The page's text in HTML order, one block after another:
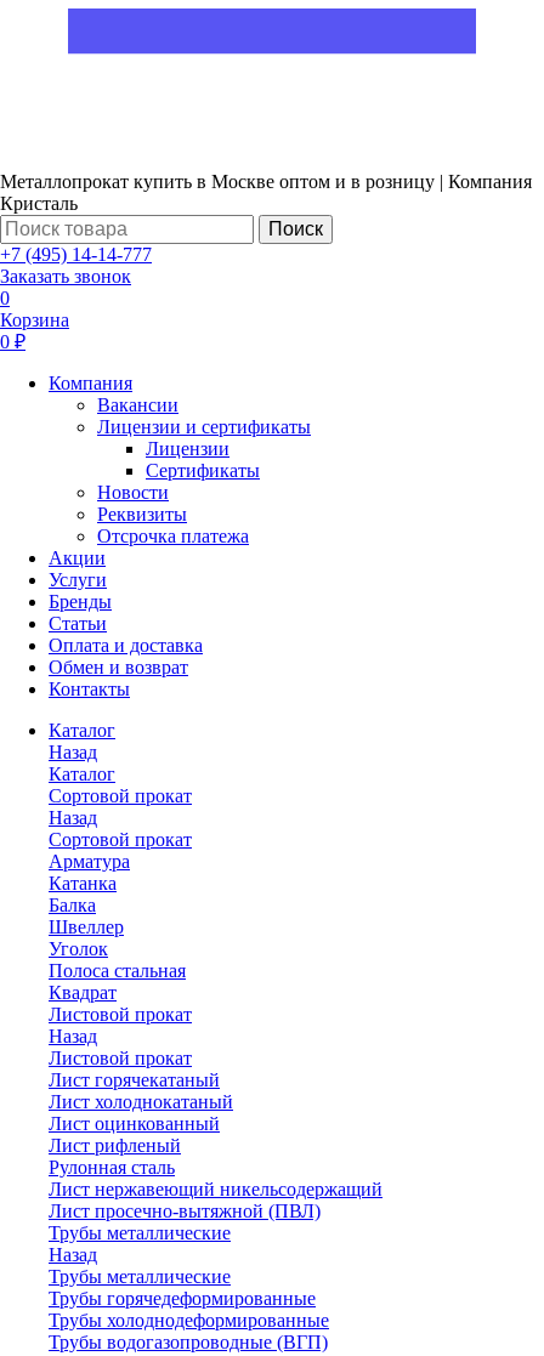
Металлопрокат купить в Москве оптом и в розницу | Компания
Кристаль
Поиск
+7 (495) 14-14-777
Заказать звонок
0
Корзина
0 ₽
Компания
Вакансии
Лицензии и сертификаты
Лицензии
Сертификаты
Новости
Реквизиты
Отсрочка платежа
Акции
Услуги
Бренды
Статьи
Оплата и доставка
Обмен и возврат
Контакты
Каталог
Назад
Каталог
Сортовой прокат
Назад
Сортовой прокат
Арматура
Катанка
Балка
Швеллер
Уголок
Полоса стальная
Квадрат
Листовой прокат
Назад
Листовой прокат
Лист горячекатаный
Лист холоднокатаный
Лист оцинкованный
Лист рифленый
Рулонная сталь
Лист нержавеющий никельсодержащий
Лист просечно-вытяжной (ПВЛ)
Трубы металлические
Назад
Трубы металлические
Трубы горячедеформированные
Трубы холоднодеформированные
Трубы водогазопроводные (ВГП)